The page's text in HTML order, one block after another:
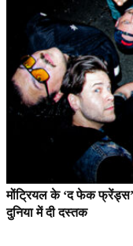
मोंट्रियल के ‘द फेक
दुनिया में दी दस्तक